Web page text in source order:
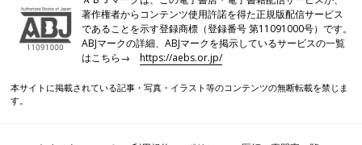
著作権者からコンテンツ使用許諾を得た正規版配信サービス
であることを示す登録商標（登録番号 第11091000号）です。
ABJマークの詳細、ABJマークを掲示しているサービスの一覧
はこちら→https://aebs.or.jp/
本サイトに掲載されている記事・写真・イラスト等のコンテンツの無断転載を禁じま
す。